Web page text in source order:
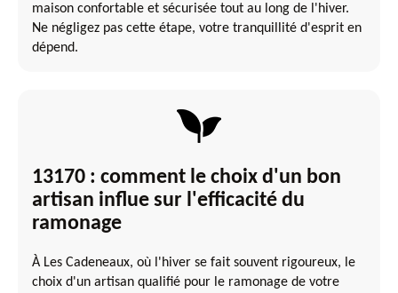
maison confortable et sécurisée tout au long de l'hiver.
Ne négligez pas cette étape, votre tranquillité d'esprit en
dépend.
13170 : comment le choix d'un bon
artisan influe sur l'efficacité du
ramonage
À Les Cadeneaux, où l'hiver se fait souvent rigoureux, le
choix d'un artisan qualifié pour le ramonage de votre